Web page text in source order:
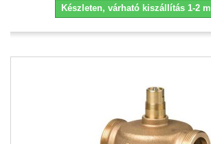
Készleten, várható kiszállítás 1-2